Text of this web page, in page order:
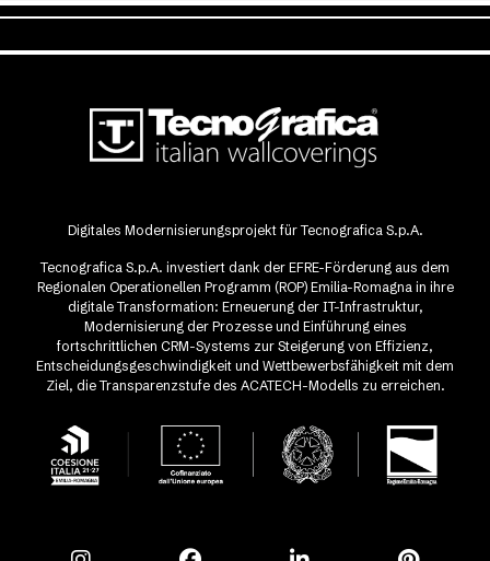
Digitales Modernisierungsprojekt für Tecnografica S.p.A.
Tecnografica S.p.A. investiert dank der EFRE-Förderung aus dem
Regionalen Operationellen Programm (ROP) Emilia-Romagna in ihre
digitale Transformation: Erneuerung der IT-Infrastruktur,
Modernisierung der Prozesse und Einführung eines
fortschrittlichen CRM-Systems zur Steigerung von Effizienz,
Entscheidungsgeschwindigkeit und Wettbewerbsfähigkeit mit dem
Ziel, die Transparenzstufe des ACATECH-Modells zu erreichen.